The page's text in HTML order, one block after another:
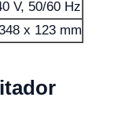
V, 50/60 Hz
x 123 mm